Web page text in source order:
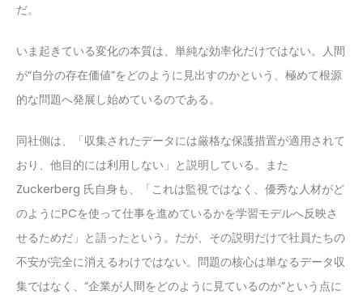
だ。
いま起きている変化の本質は、単純な効率化だけではない。人間
が“自分の存在価値”をどのように見出すのかという、極めて根源
的な問題へ発展し始めているのである。
同社側は、「収集されたデータには厳格な保護措置が適用されて
おり、他目的には利用しない」と説明している。また
Zuckerberg 氏自身も、「これは監視ではなく、優秀な人材がど
のようにPCを使って仕事を進めているかを学習モデルへ反映さ
せるためだ」と語ったという。だが、その説明だけで社員たちの
不安が完全に消えるわけではない。問題の核心は単なるデータ収
集ではなく、“企業が人間をどのように見ているのか”という点に